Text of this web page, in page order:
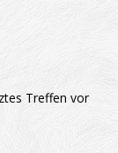
Treffen vor